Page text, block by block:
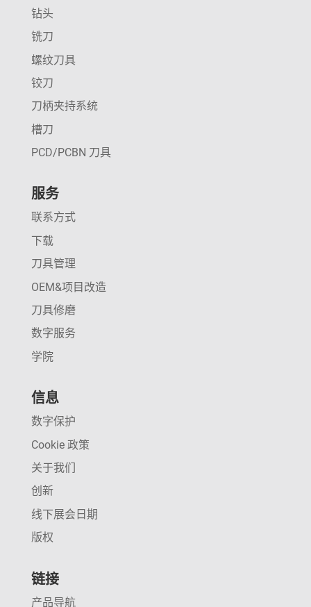
钻头
铣刀
螺纹刀具
铰刀
刀柄夹持系统
槽刀
PCD/PCBN 刀具
服务
联系方式
下载
刀具管理
OEM&项目改造
刀具修磨
数字服务
学院
信息
数字保护
Cookie 政策
关于我们
创新
线下展会日期
版权
链接
产品导航